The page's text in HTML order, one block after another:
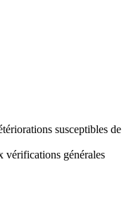
susceptibles de
vérifications générales